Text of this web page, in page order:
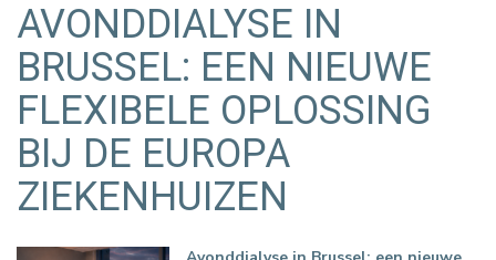
AVONDDIALYSE IN
BRUSSEL: EEN NIEUWE
FLEXIBELE OPLOSSING
BIJ DE EUROPA
ZIEKENHUIZEN